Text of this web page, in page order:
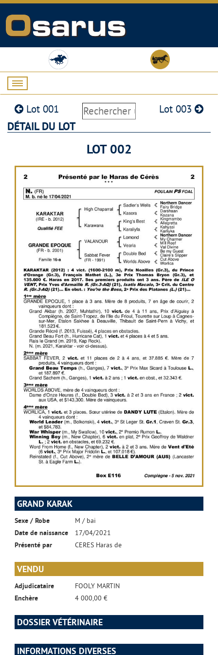
Lot 001 Lot 003
DÉTAIL DU LOT
LOT 002
GRAND KARAK
Sexe / Robe
M / bai
Date de naissance
17/04/2021
Présenté par
CERES Haras de
VENDU
Adjudicataire
FOOLY MARTIN
Enchère
4 000,00 €
DOSSIER VÉTÉRINAIRE
INFORMATIONS DIVERSES